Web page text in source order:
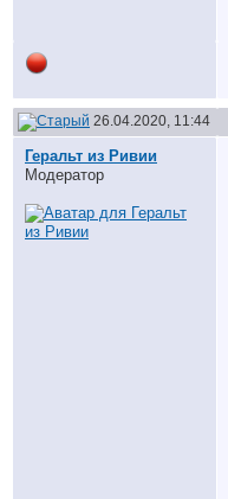
26.04.2020, 11:44
Геральт из Ривии
Модератор